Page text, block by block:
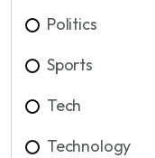
Politics
Sports
Tech
Technology